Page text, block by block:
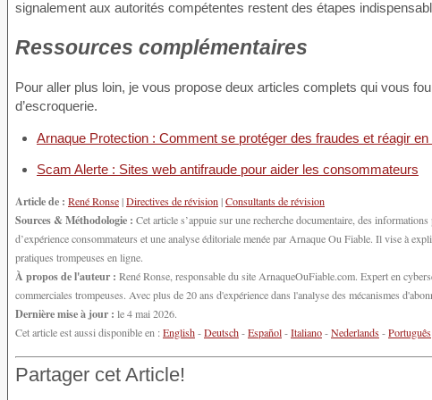
signalement aux autorités compétentes restent des étapes
Ressources complémentaires
Pour aller plus loin, je vous propose deux articles complets qui vous
d’escroquerie.
Arnaque Protection : Comment se protéger des fraudes et réagir en
Scam Alerte : Sites web antifraude pour aider les consommateurs
Article de : René Ronse|Directives de révision|Consultants de révision
Sources & Méthodologie : Cet article s’appuie sur une recherche documentaire, des
d’expérience consommateurs et une analyse éditoriale menée par Arnaque Ou Fiable. Il vise à
pratiques trompeuses en ligne.
À propos de l'auteur : René Ronse, responsable du site ArnaqueOuFiable.com. Expert en
commerciales trompeuses. Avec plus de 20 ans d'expérience dans l'analyse des mécanismes
Dernière mise à jour : le 4 mai 2026.
Cet article est aussi disponible en :English-Deutsch-Español-Italiano-Nederlands-Português
Partager cet Article!